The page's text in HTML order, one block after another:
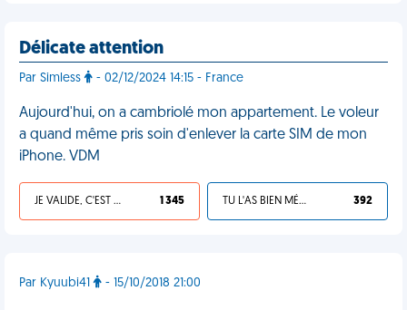
Délicate attention
Par Simless - 02/12/2024 14:15 - France
Aujourd'hui, on a cambriolé mon appartement. Le voleur
a quand même pris soin d'enlever la carte SIM de mon
iPhone. VDM
JE VALIDE, C'EST UNE VDM 1 345 TU L'AS BIEN MÉRITÉ 392
Par Kyuubi41 - 15/10/2018 21:00